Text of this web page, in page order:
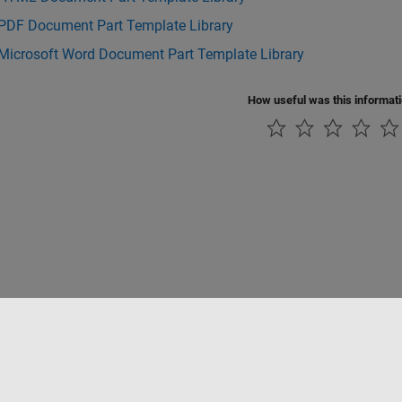
Document Part Template Library
Word Document Part Template Library
How useful was this